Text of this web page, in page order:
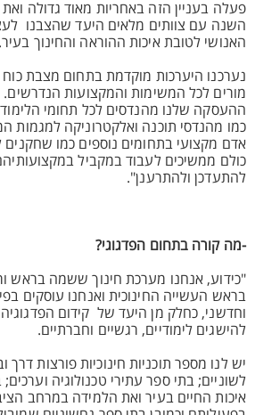
פעלה בעניין הזה באחריות מאוד גדולה
השנה עם צוותים מלאים היעד שהצבנו
האנושי לטובת איכות ההוראה והחינוך בעיר.
נערכנו היערכות מוקדמת בתחום מצבת כוח
מורים לכל המשימות והמקצועות
ההעסקה שלנו מהנדסים לכל תחומי הלימוד
כמו מהנדסי תוכנה ואלקטרוניקה למגמות
אדם מקצועי בתחומים נוספים כמו
כולם ממשיכים לעבוד במקביל
להתעדכן ולהתרענן".
-מה קורה בתחום הפדגוגי?
"כידוע, אנחנו מערכת חינוך ששמה בראש
בראש העשייה החינוכית ואנחנו עוסקים
וחדשני, כחלק מן היעד של קידום
להישגים לימודיים, רגשיים וחברתיים.
יש לנו מספר תוכניות חינוכיות פורצות דרך
לשוניים; בתי ספר עתירי טכנולוגיה
איכות החיים בעיר ואת הלמידה במרחב